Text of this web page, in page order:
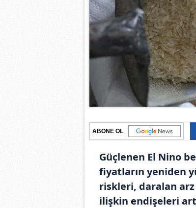
ABONE OL
Güçlenen El Nino
fiyatların yeniden
riskleri, daralan
ilişkin endişeleri